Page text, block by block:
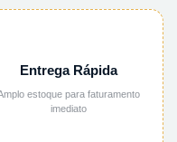
Entrega Rápida
estoque para faturamento
imediato